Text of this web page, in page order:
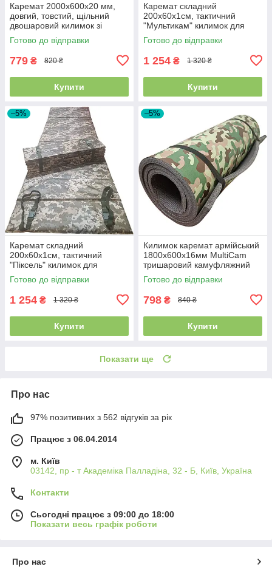
Каремат 2000х600х20 мм,
довгий, товстий, щільний
двошаровий килимок зі
швидкознімними фастексами
для туризму
Готово до відправки
779 ₴ 820 ₴
Купити
Каремат складний
200х60х1см, тактичний
"Мультикам" килимок для
військових, швидка фіксація
на кріплення MOLLE
Готово до відправки
1 254 ₴ 1 320 ₴
Купити
–5%
Каремат складний
200х60х1см, тактичний
"Піксель" килимок для
військових, швидка фіксація
на кріплення MOLLE
Готово до відправки
1 254 ₴ 1 320 ₴
Купити
–5%
Килимок каремат армійський
1800х600х16мм MultiCam
тришаровий камуфляжний
мультикам зі стяжками
Готово до відправки
798 ₴ 840 ₴
Купити
Показати ще
Про нас
97% позитивних з 562 відгуків за рік
Працює з 06.04.2014
м. Київ
03142, пр - т Академіка Палладіна, 32 - Б, Київ, Україна
Контакти
Сьогодні працює з 09:00 до 18:00
Показати весь графік роботи
Про нас